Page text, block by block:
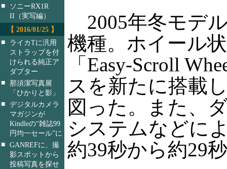
■
ソニーRX1R
II（実写編）
【 2016/01/25 】
■
ライカTに汎用
ストラップを付
けられる純正ア
ダプター
■ 那須潔写真展
「ひかりと影」
■ デジタルカメラ
マガジンが
Kindleの“雑誌99
円均一セール”に
■ GANREFに、撮
影スポットから
投稿写真を探せ
2005年冬モデ
機種。ホイール
「Easy-Scroll
スを新たに搭載
図った。また、
システムなどに
約39秒から約29